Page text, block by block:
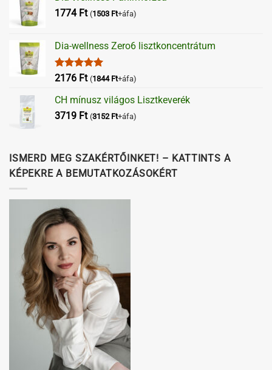
1774 Ft (1503 Ft+áfa)
Dia-wellness Zero6 lisztkoncentrátum
Értékelés:
2176 Ft (1844 Ft+áfa)
CH mínusz világos Lisztkeverék
3719 Ft (3152 Ft+áfa)
ISMERD MEG SZAKÉRTŐINKET! – KATTINTS A
KÉPEKRE A BEMUTATKOZÁSOKÉRT